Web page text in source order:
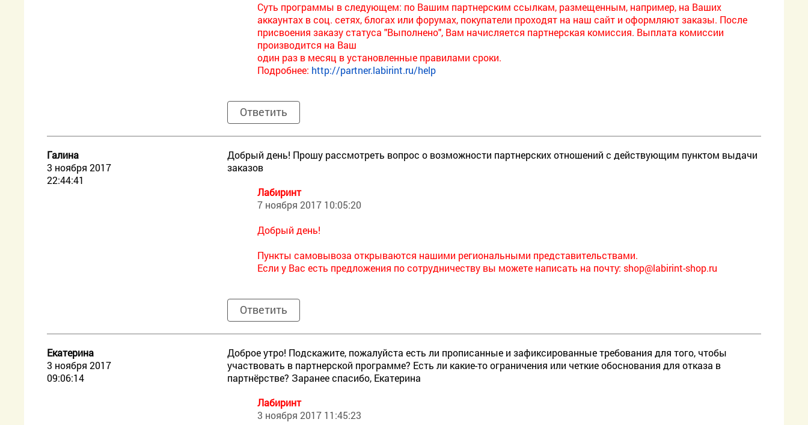
Суть программы в следующем: по Вашим партнерским ссылкам, размещенным, например, на Ваших
аккаунтах в соц. сетях, блогах или форумах, покупатели проходят на наш сайт и оформляют заказы. После
присвоения заказу статуса "Выполнено", Вам начисляется партнерская комиссия. Выплата комиссии
производится на Ваш
один раз в месяц в установленные правилами сроки.
Подробнее: http://partner.labirint.ru/help
Ответить
Галина
3 ноября 2017
22:44:41
Добрый день! Прошу рассмотреть вопрос о возможности партнерских отношений с действующим пунктом выдачи
заказов
Лабиринт
7 ноября 2017 10:05:20
Добрый день!
Пункты самовывоза открываются нашими региональными представительствами.
Если у Вас есть предложения по сотрудничеству вы можете написать на почту: shop@labirint-shop.ru
Ответить
Екатерина
3 ноября 2017
09:06:14
Доброе утро! Подскажите, пожалуйста есть ли прописанные и зафиксированные требования для того, чтобы
участвовать в партнерской программе? Есть ли какие-то ограничения или четкие обоснования для отказа в
партнёрстве? Заранее спасибо, Екатерина
Лабиринт
3 ноября 2017 11:45:23